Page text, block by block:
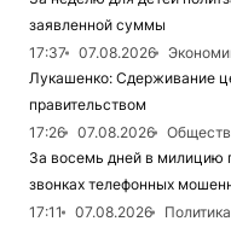
заявленной суммы
17:37
07.08.2026
Лукашенко: Сдерживание
правительством
17:26
07.08.2026
За восемь дней в милицию
звонках телефонных
17:11
07.08.2026
Политика